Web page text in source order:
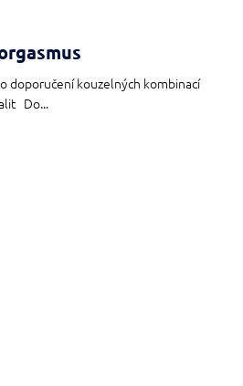
doporučení kouzelných kombinací
Do...